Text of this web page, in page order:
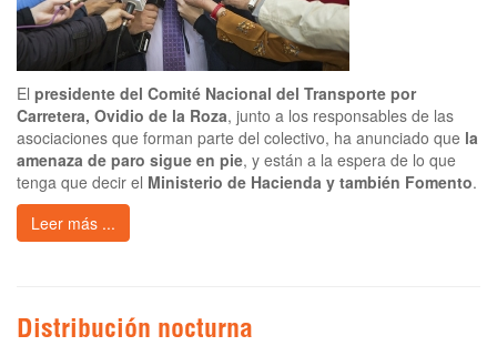
El presidente del Comité Nacional del Transporte por
Carretera, Ovidio de la Roza, junto a los responsables de las
asociaciones que forman parte del colectivo, ha anunciado que la
amenaza de paro sigue en pie, y están a la espera de lo que
tenga que decir el Ministerio de Hacienda y también Fomento.
Leer más ...
Distribución nocturna